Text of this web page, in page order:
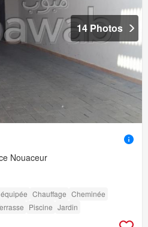
14 Photos
Nouaceur
Chauffage Cheminée
Piscine Jardin